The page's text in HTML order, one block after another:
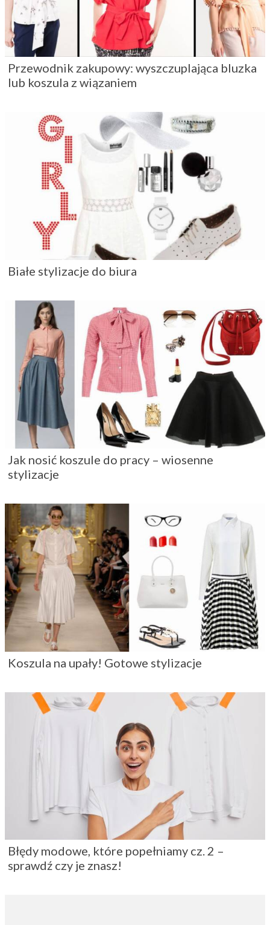
Przewodnik zakupowy: wyszczuplająca bluzka
lub koszula z wiązaniem
Białe stylizacje do biura
Jak nosić koszule do pracy – wiosenne
stylizacje
Koszula na upały! Gotowe stylizacje
Błędy modowe, które popełniamy cz. 2 –
sprawdź czy je znasz!